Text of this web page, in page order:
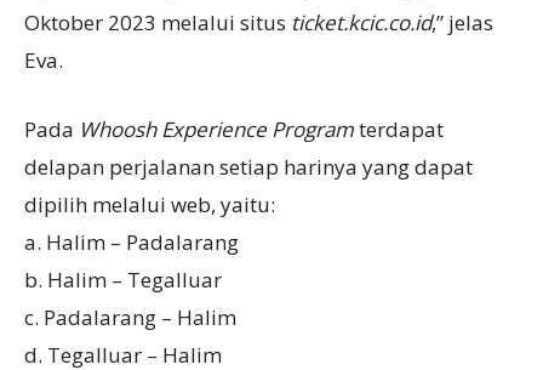
Oktober 2023 melalui situs ticket.kcic.co.id,” jelas
Eva.
Pada Whoosh Experience Programterdapat
delapan perjalanan setiap harinya yang dapat
dipilih melalui web, yaitu:
a. Halim – Padalarang
b. Halim – Tegalluar
c. Padalarang – Halim
d. Tegalluar – Halim